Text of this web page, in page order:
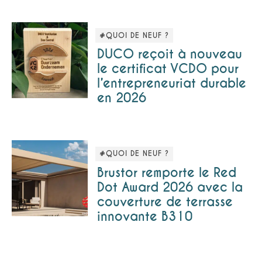
#QUOI DE NEUF ?
DUCO reçoit à nouveau
le certificat VCDO pour
l’entrepreneuriat durable
en 2026
#QUOI DE NEUF ?
Brustor remporte le Red
Dot Award 2026 avec la
couverture de terrasse
innovante B310